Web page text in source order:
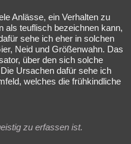
Anlässe, ein Verhalten zu
als teuflisch bezeichnen kann,
sehe ich eher in solchen
Neid und Größenwahn. Das
über den sich solche
Ursachen dafür sehe ich
welches die frühkindliche
zu erfassen ist.